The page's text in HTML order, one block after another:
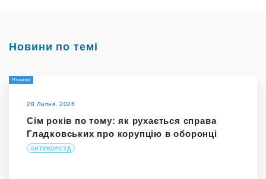
Новини по темі
Новини
28 Липня, 2026
Сім років по тому: як рухається справа
Гладковських про корупцію в оборонці
АНТИКОРСУД